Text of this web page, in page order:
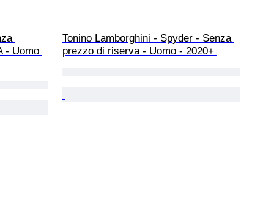
- Uomo
Tonino Lamborghini - Spyder - Senza
prezzo di riserva - Uomo - 2020+